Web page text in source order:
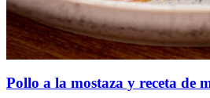
Pollo a la mostaza y receta de